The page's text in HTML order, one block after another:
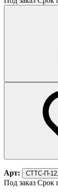
Арт: СТТС-П-
Под заказ Срок